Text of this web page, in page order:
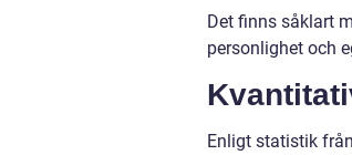
Det finns såklart
personlighet och
Enligt statistik